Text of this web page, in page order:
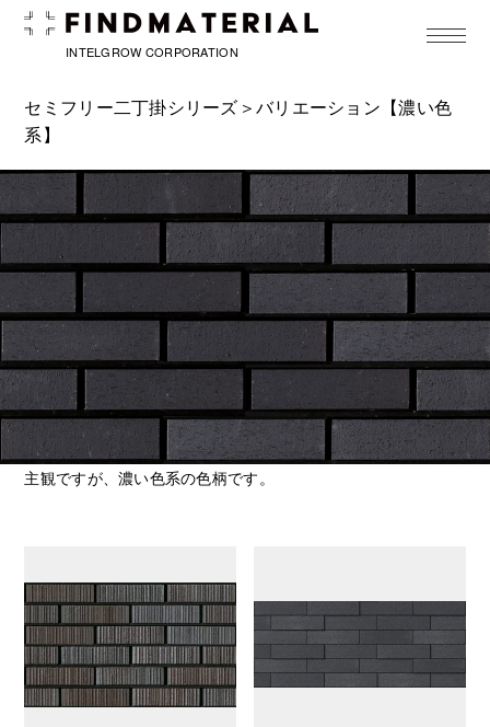
INTELGROW CORPORATION
toggle
セミフリー二丁掛シリーズ ＞バリエーション【濃い色
系】
主観ですが、濃い色系の色柄です。